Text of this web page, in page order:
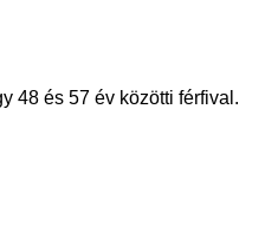
48 és 57 év közötti férfival.